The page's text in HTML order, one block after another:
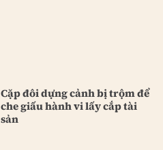
Cặp đôi dựng cảnh bị trộm để
che giấu hành vi lấy cắp tài
sản